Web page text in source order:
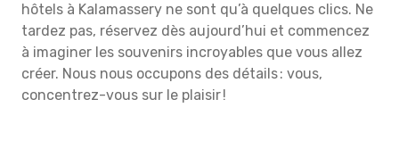
hôtels à Kalamassery ne sont qu’à quelques clics. Ne
tardez pas, réservez dès aujourd’hui et commencez
à imaginer les souvenirs incroyables que vous allez
créer. Nous nous occupons des détails : vous,
concentrez-vous sur le plaisir !